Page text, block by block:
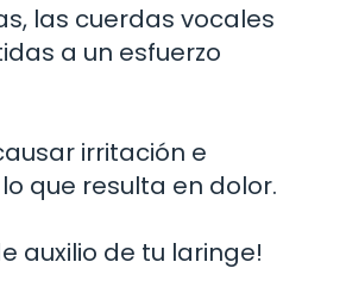
las cuerdas vocales
a un esfuerzo
irritación e
que resulta en dolor.
auxilio de tu laringe!